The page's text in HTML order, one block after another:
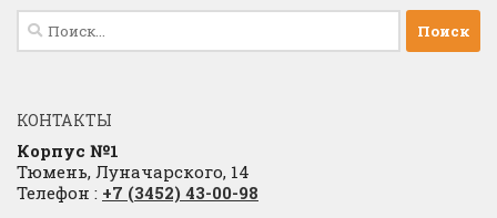
Найти:
КОНТАКТЫ
Корпус №1
Тюмень, Луначарского, 14
Телефон : +7 (3452) 43-00-98